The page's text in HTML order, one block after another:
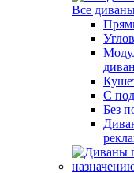
Все
С
Без